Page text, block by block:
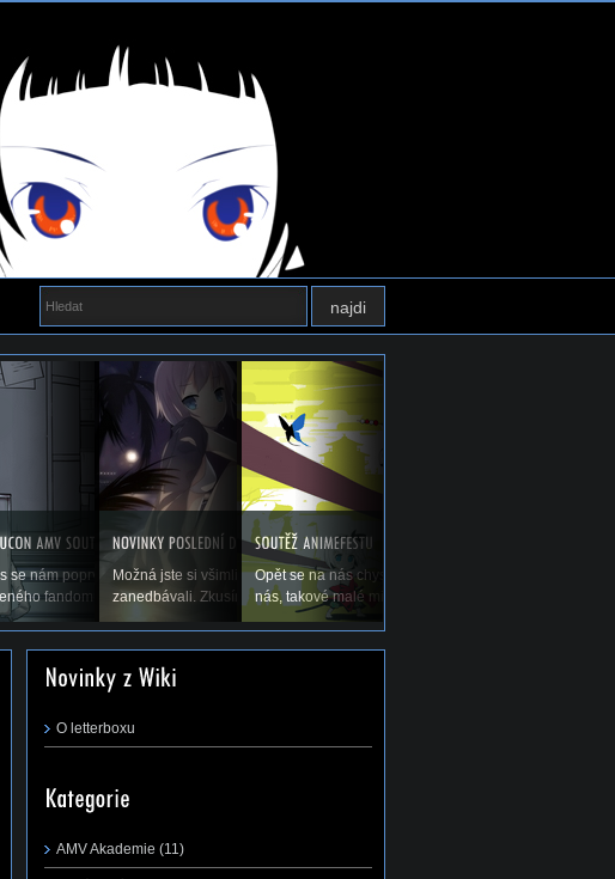
AMV
a dovolených a tím pádem
stříhat, rádi bychom Vás...
se nám poprvé koná Natsucon, nový festival anime a
fandomu. A s ním se nám hned koná soutěž AMV,...
Možná jste si všimli, že jsme vás v poslední době trochu
zanedbávali. Zkusíme to trochu zlepšit, leč přecijen je...
Opět se na nás chystá největší a nejdůležitější soutěž
nás, takové malé mistrovství ČR v AMV –...
O letterboxu
AMV Akademie (11)